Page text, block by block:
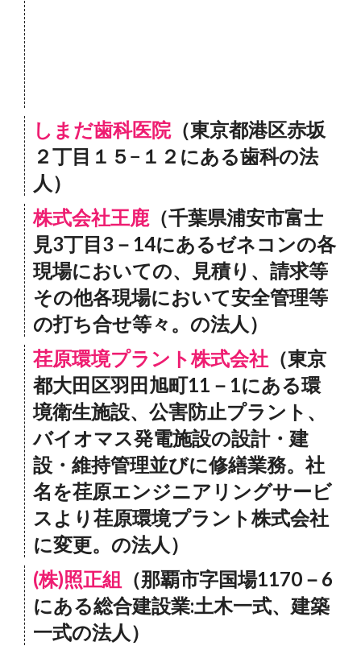
しまだ歯科医院（東京都港区赤坂
２丁目１５−１２にある歯科の法
人）
株式会社王鹿（千葉県浦安市富士
見3丁目3－14にあるゼネコンの各
現場においての、見積り、請求等
その他各現場において安全管理等
の打ち合せ等々。の法人）
荏原環境プラント株式会社 （東京
都大田区羽田旭町11－1にある環
境衛生施設、公害防止プラント、
バイオマス発電施設の設計・建
設・維持管理並びに修繕業務。社
名を荏原エンジニアリングサービ
スより荏原環境プラント株式会社
に変更。の法人）
(株)照正組 （那覇市字国場1170－6
にある総合建設業:土木一式、建築
一式の法人）